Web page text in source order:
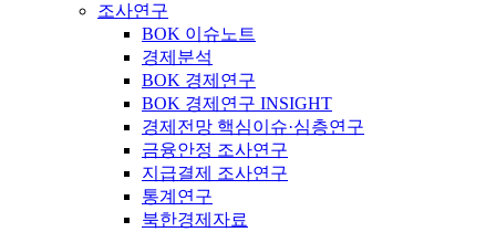
조사연구
BOK 이슈노트
경제분석
BOK 경제연구
BOK 경제연구 INSIGHT
경제전망 핵심이슈·심층연구
금융안정 조사연구
지급결제 조사연구
통계연구
북한경제자료